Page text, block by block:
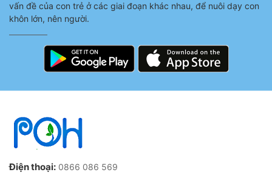
vấn đề của con trẻ ở các giai đoạn khác nhau, để nuôi dạy con
khôn lớn, nên người.
Điện thoại: 0866 086 569